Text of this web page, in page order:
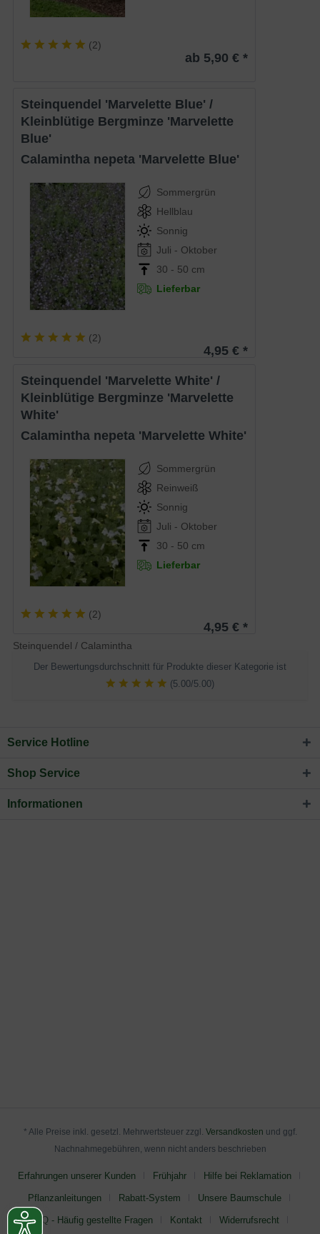
(2)
ab 5,90 € *
Steinquendel 'Marvelette Blue' /
Kleinblütige Bergminze 'Marvelette
Blue'
Calamintha nepeta 'Marvelette Blue'
Sommergrün
Hellblau
Sonnig
Juli - Oktober
30 - 50 cm
Lieferbar
(2)
4,95 € *
Steinquendel 'Marvelette White' /
Kleinblütige Bergminze 'Marvelette
White'
Calamintha nepeta 'Marvelette White'
Sommergrün
Reinweiß
Sonnig
Juli - Oktober
30 - 50 cm
Lieferbar
(2)
4,95 € *
Steinquendel / Calamintha
Der Bewertungsdurchschnitt für Produkte dieser Kategorie ist
(5.00/5.00)
Service Hotline
Shop Service
Informationen
* Alle Preise inkl. gesetzl. Mehrwertsteuer zzgl. Versandkosten und ggf.
Nachnahmegebühren, wenn nicht anders beschrieben
Erfahrungen unserer Kunden Frühjahr Hilfe bei Reklamation
Pflanzanleitungen Rabatt-System Unsere Baumschule
FAQ - Häufig gestellte Fragen Kontakt Widerrufsrecht